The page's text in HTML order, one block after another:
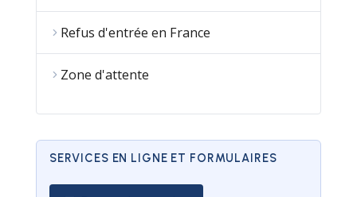
Refus d'entrée en France
Zone d'attente
SERVICES EN LIGNE ET FORMULAIRES